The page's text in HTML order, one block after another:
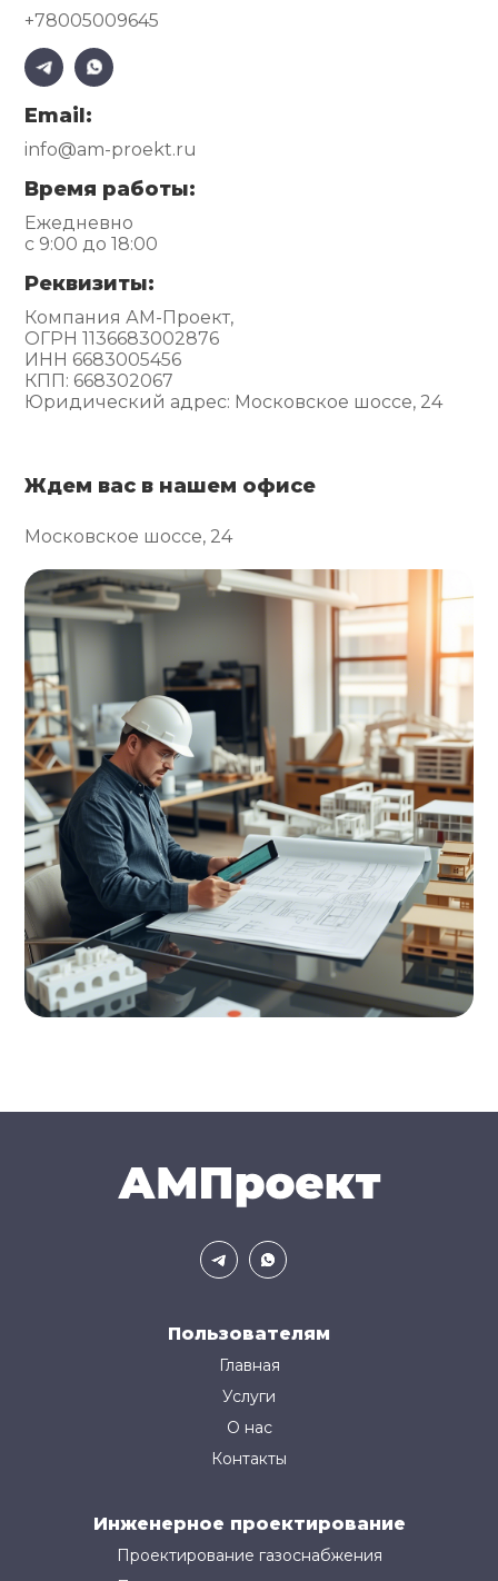
+78005009645
Email:
info@am-proekt.ru
Время работы:
Ежедневно
с 9:00 до 18:00
Реквизиты:
Компания АМ-Проект,
ОГРН 1136683002876
ИНН 6683005456
КПП: 668302067
Юридический адрес: Московское шоссе, 24
Ждем вас в нашем офисе
Московское шоссе, 24
Пользователям
Главная
Услуги
О нас
Контакты
Инженерное проектирование
Проектирование газоснабжения